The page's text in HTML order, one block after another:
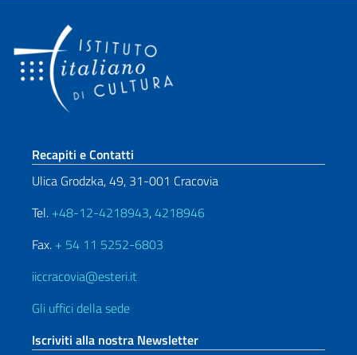
Sezione footer
Recapiti e Contatti
Ulica Grodzka, 49, 31-001 Cracovia
Tel. +48-12-4218943,4218946
Fax. + 54 11 5252-6803
iiccracovia@esteri.it
Gli uffici della sede
Iscriviti alla nostra Newsletter